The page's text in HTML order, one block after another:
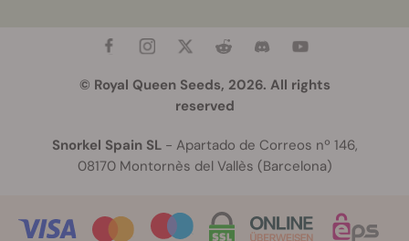
© Royal Queen Seeds, 2026. All rights
reserved
Snorkel Spain SL- Apartado de Correos nº 146,
08170 Montornès del Vallès (Barcelona)